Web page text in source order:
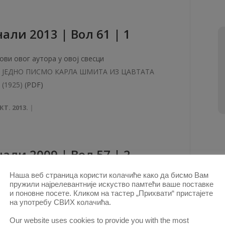
2013 | Вол 61 | 1
овог аутора у овој свесци
ЈЕДНО ПИСМО КАРЛА ШМИТА ИЗ ЦАВТАТА
(1925) (PDF)
2013.
2009 | Вол 57 | 2
овог аутора у овој свесци
Сто година од смрти Валтазара Богишића (PDF)
Наша веб страница користи колачиће како да бисмо Вам
пружили најрелевантније искуство памтећи ваше поставке
и поновне посете. Кликом на тастер „Прихвати“ пристајете
на употребу СВИХ колачића.
Our website uses cookies to provide you with the most